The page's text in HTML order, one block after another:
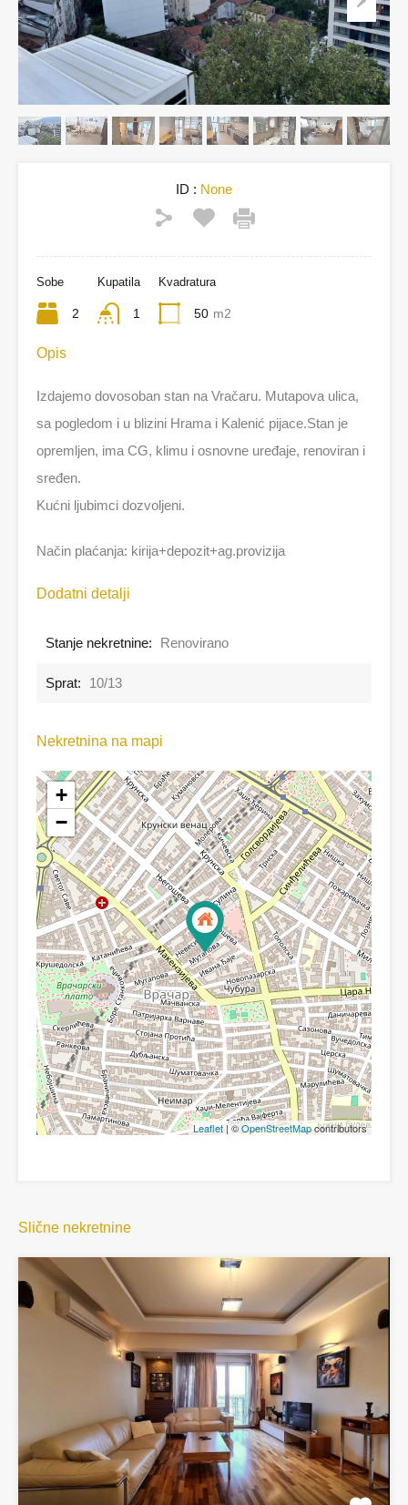
ID : None
Sobe
2
Kupatila
1
Kvadratura
50 m2
Opis
Izdajemo dovosoban stan na Vračaru. Mutapova ulica,
sa pogledom i u blizini Hrama i Kalenić pijace.Stan je
opremljen, ima CG, klimu i osnovne uređaje, renoviran i
sređen.
Kućni ljubimci dozvoljeni.
Način plaćanja: kirija+depozit+ag.provizija
Dodatni detalji
Stanje nekretnine: Renovirano
Sprat: 10/13
Nekretnina na mapi
+
−
Leaflet| ©OpenStreetMapcontributors
Slične nekretnine